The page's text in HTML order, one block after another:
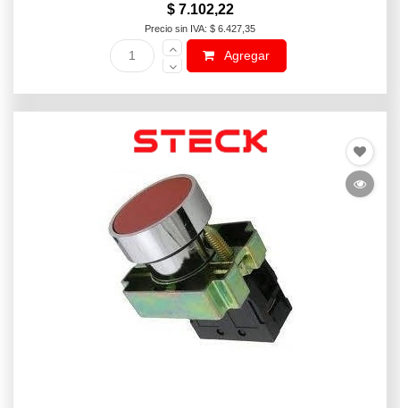
$ 7.102,22
Precio sin IVA: $ 6.427,35
Agregar